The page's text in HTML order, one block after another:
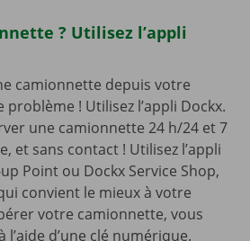
? Utilisez l’appli
camionnette depuis votre
problème ! Utilisez l’appli Dockx.
une camionnette 24 h/24 et 7
et sans contact ! Utilisez l’appli
Point ou Dockx Service Shop,
convient le mieux à votre
votre camionnette, vous
l’aide d’une clé numérique.